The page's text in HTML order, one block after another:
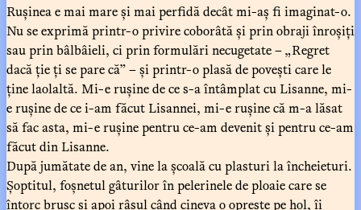
Rușinea e mai mare și mai perfidă decât mi-aș fi imaginat-o.
Nu se exprimă printr-o privire coborâtă și prin obraji înroșiți
sau prin bâlbâieli, ci prin formulări necugetate – „Regret
dacă ție ți se pare că” – și printr-o plasă de povești care le
ține laolaltă. Mi-e rușine de ce s-a întâmplat cu Lisanne, mi-
e rușine de ce i-am făcut Lisannei, mi-e rușine că m-a lăsat
să fac asta, mi-e rușine pentru ce-am devenit și pentru ce-am
făcut din Lisanne.
După jumătate de an, vine la școală cu plasturi la încheieturi.
Șoptitul, foșnetul gâturilor în pelerinele de ploaie care se
întorc brusc și apoi râsul când cineva o oprește pe hol, îi